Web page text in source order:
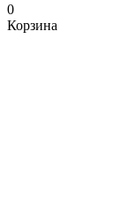
0
Корзина